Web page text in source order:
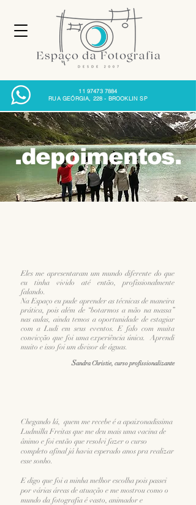
11 97473 7884
RUA GEÓRGIA, 228 - BROOKLIN SP
.depoimentos.
Eles me apresentaram um mundo diferente do que
eu tinha vivido até então, profissionalmente
falando.
Na Espaço eu pude aprender as técnicas de maneira
prática, pois além de “botarmos a mão na massa”
nas aulas, ainda temos a oportunidade de estagiar
com a Ludi em seus eventos. E falo com muita
convicção que foi uma experiência única. Aprendi
muito e isso foi um divisor de águas.
Sandra Christie, curso profissionalizante
Chegando lá, quem me recebe é a apaixonadissima
Ludmilla Freitas que me deu mais uma vacina de
ânimo e foi então que resolvi fazer o curso
completo afinal já havia esperado anos pra realizar
esse sonho.
E digo que foi a minha melhor escolha pois passei
por várias áreas de atuação e me mostrou como o
mundo da fotografia é vasto, animador e